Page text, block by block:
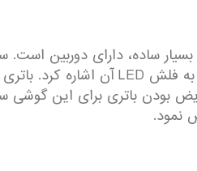
بودن باتری برای این گوشی
نمود.